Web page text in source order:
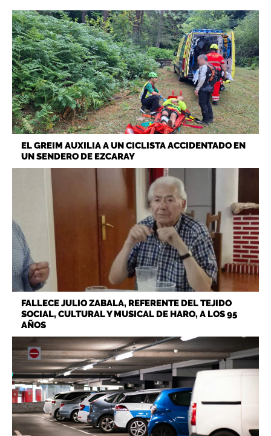
EL GREIM AUXILIA A UN CICLISTA ACCIDENTADO EN
UN SENDERO DE EZCARAY
FALLECE JULIO ZABALA, REFERENTE DEL TEJIDO
SOCIAL, CULTURAL Y MUSICAL DE HARO, A LOS 95
AÑOS